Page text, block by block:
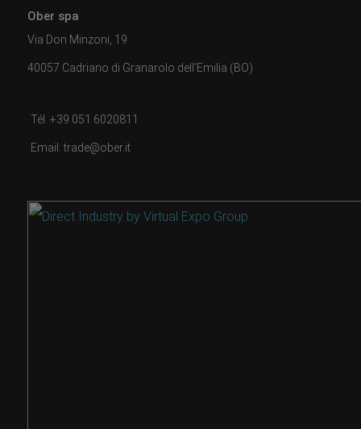
Ober spa
Via Don Minzoni, 19
40057 Cadriano di Granarolo dell'Emilia (BO)
Tél. +39 051 6020811
Email: trade@ober.it